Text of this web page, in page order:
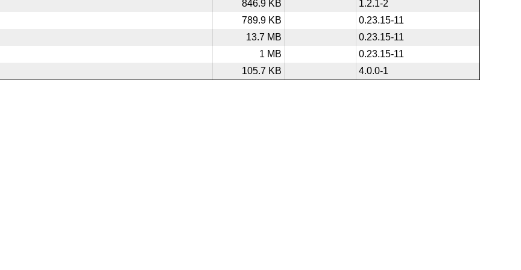
846.9 KB
1.2.1-2
789.9 KB
0.23.15-11
13.7 MB
0.23.15-11
1 MB
0.23.15-11
105.7 KB 4.0.0-1